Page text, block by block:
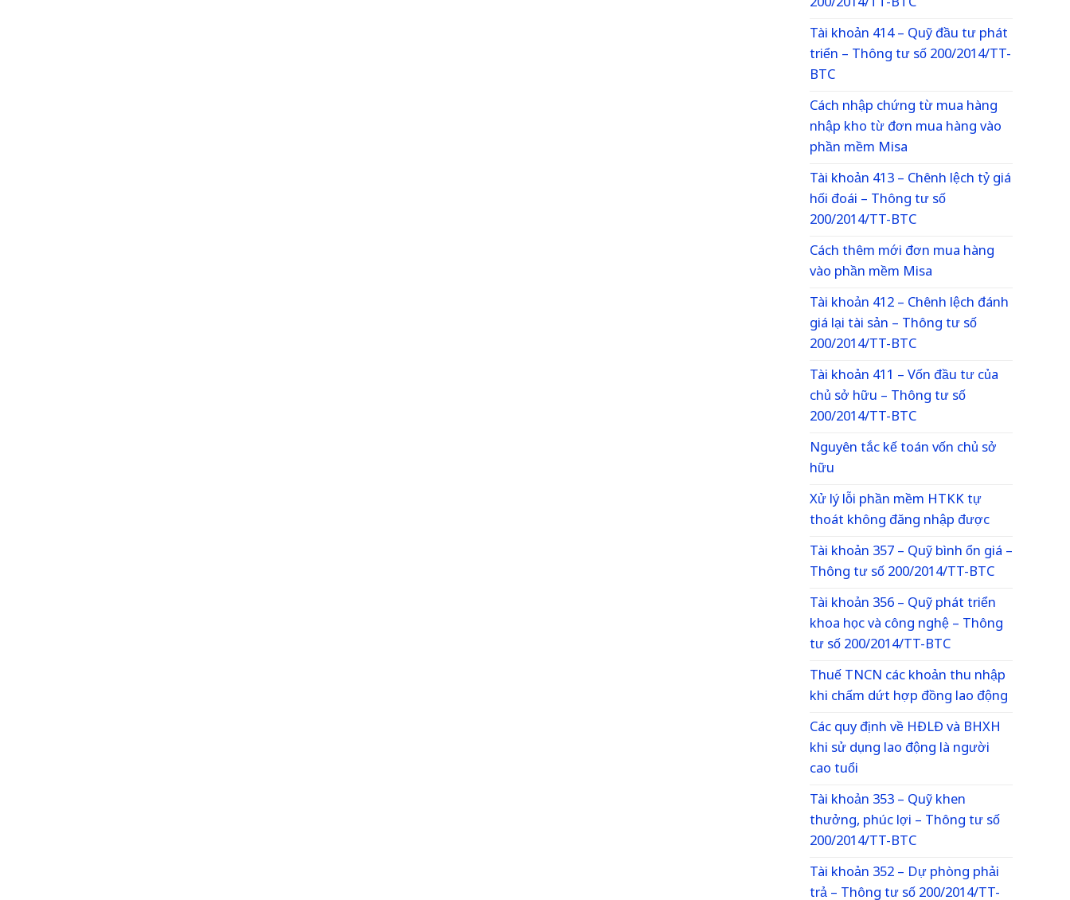
Tài khoản 414 – Quỹ đầu tư phát
triển – Thông tư số 200/2014/TT-
BTC
Cách nhập chứng từ mua hàng
nhập kho từ đơn mua hàng vào
phần mềm Misa
Tài khoản 413 – Chênh lệch tỷ giá
hối đoái – Thông tư số
200/2014/TT-BTC
Cách thêm mới đơn mua hàng
vào phần mềm Misa
Tài khoản 412 – Chênh lệch đánh
giá lại tài sản – Thông tư số
200/2014/TT-BTC
Tài khoản 411 – Vốn đầu tư của
chủ sở hữu – Thông tư số
200/2014/TT-BTC
Nguyên tắc kế toán vốn chủ sở
hữu
Xử lý lỗi phần mềm HTKK tự
thoát không đăng nhập được
Tài khoản 357 – Quỹ bình ổn giá –
Thông tư số 200/2014/TT-BTC
Tài khoản 356 – Quỹ phát triển
khoa học và công nghệ – Thông
tư số 200/2014/TT-BTC
Thuế TNCN các khoản thu nhập
khi chấm dứt hợp đồng lao động
Các quy định về HĐLĐ và BHXH
khi sử dụng lao động là người
cao tuổi
Tài khoản 353 – Quỹ khen
thưởng, phúc lợi – Thông tư số
200/2014/TT-BTC
Tài khoản 352 – Dự phòng phải
trả – Thông tư số 200/2014/TT-